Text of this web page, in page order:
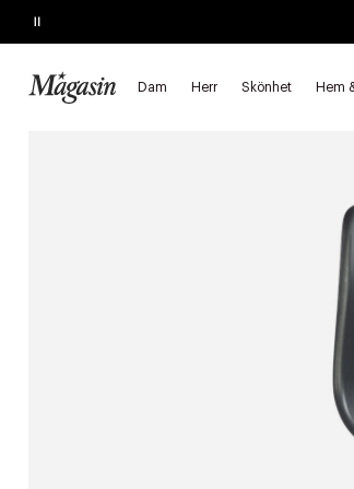
Pause
Dam Herr Skönhet Hem
SKYNDA FYNDA
Startsida Hem & inredning Textil & kuddar